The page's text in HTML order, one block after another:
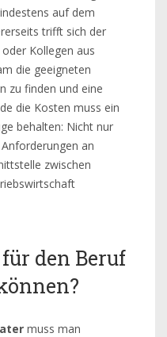
auf dem
trifft sich der
Kollegen aus
die geeigneten
zu finden und eine
die Kosten muss ein
behalten: Nicht nur
an
zwischen
den Beruf
muss man